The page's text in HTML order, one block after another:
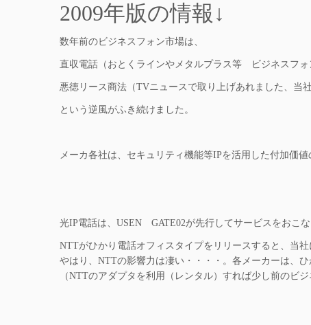
2009年版の情報↓
数年前のビジネスフォン市場は、
直収電話（おとくラインやメタルプラス等 ビジネスフ
悪徳リース商法（TVニュースで取り上げあれました、当
という逆風がふき続けました。
メーカ各社は、セキュリティ機能等IPを活用した付加価値
光IP電話は、USEN GATE02が先行してサービスをおこな
NTTがひかり電話オフィスタイプをリリースすると、当
やはり、NTTの影響力は凄い・・・・。各メーカーは、
（NTTのアダプタを利用（レンタル）すれば少し前のビ